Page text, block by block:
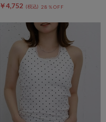
￥4,752 28％OFF